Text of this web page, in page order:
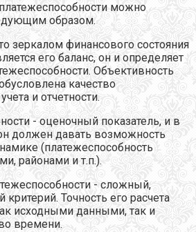
можно
образом.
зеркалом финансового состояния
его баланс, он и определяет
Объективность
качество
и отчетности.
- оценочный показатель, и в
должен давать возможность
(платежеспособность
районами и т.п.).
- сложный,
критерий. Точность его расчета
исходными данными, так и
времени.